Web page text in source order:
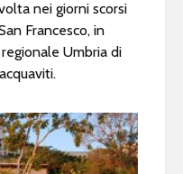
nei giorni scorsi
Francesco, in
Umbria di